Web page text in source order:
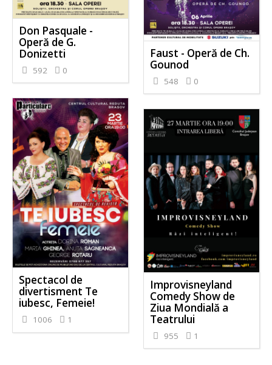
Don Pasquale -
Operă de G.
Donizetti
592 0
Faust - Operă de Ch.
Gounod
548 0
Spectacol de
divertisment Te
iubesc, Femeie!
1006 1
Improvisneyland
Comedy Show de
Ziua Mondială a
Teatrului
955 1